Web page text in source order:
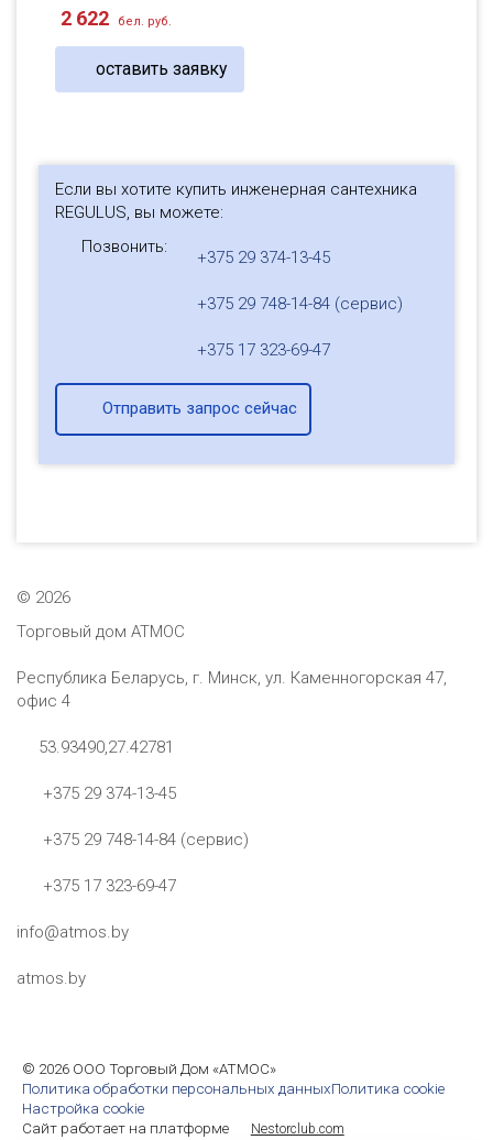
2 622 бел. руб.
оставить заявку
Если вы хотите купить инженерная сантехника
REGULUS, вы можете:
Позвонить:
+375 29 374-13-45
+375 29 748-14-84 (сервис)
+375 17 323-69-47
Отправить запрос сейчас
© 2026
Торговый дом АТМОС
Республика Беларусь, г. Минск, ул. Каменногорская 47,
офис 4
53.93490,27.42781
+375 29 374-13-45
+375 29 748-14-84 (сервис)
+375 17 323-69-47
info@atmos.by
atmos.by
© 2026 ООО Торговый Дом «АТМОС»
Политика обработки персональных данныхПолитика cookie
Настройка cookie
Сайт работает на платформе
Nestorclub.com